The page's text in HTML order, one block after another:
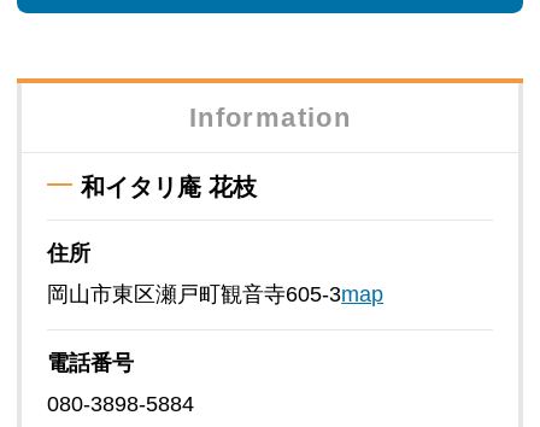
Information
和イタリ庵 花枝
住所
岡山市東区瀬戸町観音寺605-3map
電話番号
080-3898-5884